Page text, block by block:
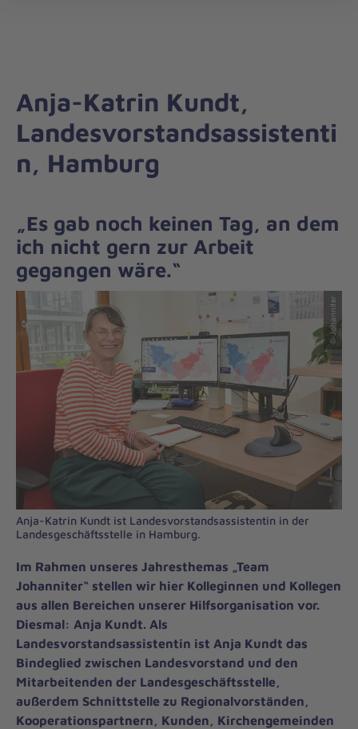
Anja-Katrin Kundt,
Landesvorstandsassistenti
n, Hamburg
„Es gab noch keinen Tag, an dem
ich nicht gern zur Arbeit
gegangen wäre.“
© Johanniter
Anja-Katrin Kundt ist Landesvorstandsassistentin in der
Landesgeschäftsstelle in Hamburg.
Im Rahmen unseres Jahresthemas „Team
Johanniter“ stellen wir hier Kolleginnen und Kollegen
aus allen Bereichen unserer Hilfsorganisation vor.
Diesmal: Anja Kundt. Als
Landesvorstandsassistentin ist Anja Kundt das
Bindeglied zwischen Landesvorstand und den
Mitarbeitenden der Landesgeschäftsstelle,
außerdem Schnittstelle zu Regionalvorständen,
Kooperationspartnern, Kunden, Kirchengemeinden